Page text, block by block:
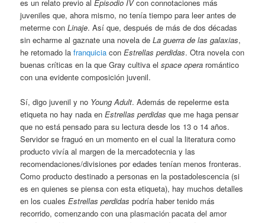
es un relato previo alEpisodio IVcon connotaciones más
juveniles que, ahora mismo, no tenía tiempo para leer antes de
meterme conLinaje. Así que, después de más de dos décadas
sin echarme al gaznate una novela deLa guerra de las galaxias,
he retomado lafranquicia conEstrellas perdidas. Otra novela con
buenas críticas en la que Gray cultiva elspace opera romántico
con una evidente composición juvenil.
Sí, digo juvenil y no Young Adult. Además de repelerme esta
etiqueta no hay nada enEstrellas perdidas que me haga pensar
que no está pensado para su lectura desde los 13 o 14 años.
Servidor se fraguó en un momento en el cual la literatura como
producto vivía al margen de la mercadotecnia y las
recomendaciones/divisiones por edades tenían menos fronteras.
Como producto destinado a personas en la postadolescencia (si
es en quienes se piensa con esta etiqueta), hay muchos detalles
en los cualesEstrellas perdidas podría haber tenido más
recorrido, comenzando con una plasmación pacata del amor